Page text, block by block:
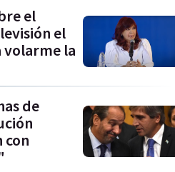
el
el
la
de
con